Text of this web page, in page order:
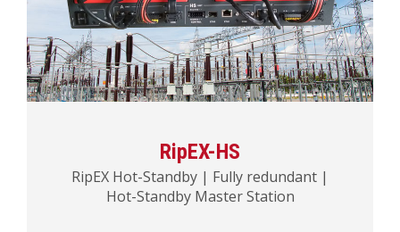
RipEX-HS
RipEX Hot-Standby | Fully redundant |
Hot-Standby Master Station